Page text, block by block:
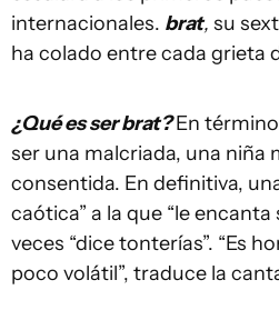
internacionales. brat, su
ha colado entre cada grieta
¿Qué es ser brat?En
ser una malcriada, una niña
consentida. En definitiva,
caótica” a la que “le encanta
veces “dice tonterías”. “Es
poco volátil”, traduce la